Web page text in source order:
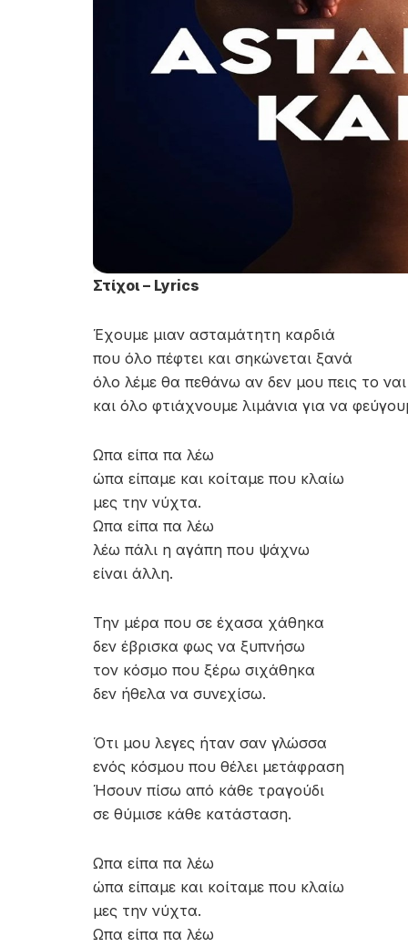
Στίχοι – Lyrics
Έχουμε μιαν ασταμάτητη καρδιά
που όλο πέφτει και σηκώνεται ξανά
όλο λέμε θα πεθάνω αν δεν μου πεις το ναι
και όλο φτιάχνουμε λιμάνια για να
Ωπα είπα πα λέω
ώπα είπαμε και κοίταμε που κλαίω
μες την νύχτα.
Ωπα είπα πα λέω
λέω πάλι η αγάπη που ψάχνω
είναι άλλη.
Την μέρα που σε έχασα χάθηκα
δεν έβρισκα φως να ξυπνήσω
τον κόσμο που ξέρω σιχάθηκα
δεν ήθελα να συνεχίσω.
Ότι μου λεγες ήταν σαν γλώσσα
ενός κόσμου που θέλει μετάφραση
Ήσουν πίσω από κάθε τραγούδι
σε θύμισε κάθε κατάσταση.
Ωπα είπα πα λέω
ώπα είπαμε και κοίταμε που κλαίω
μες την νύχτα.
Ωπα είπα πα λέω